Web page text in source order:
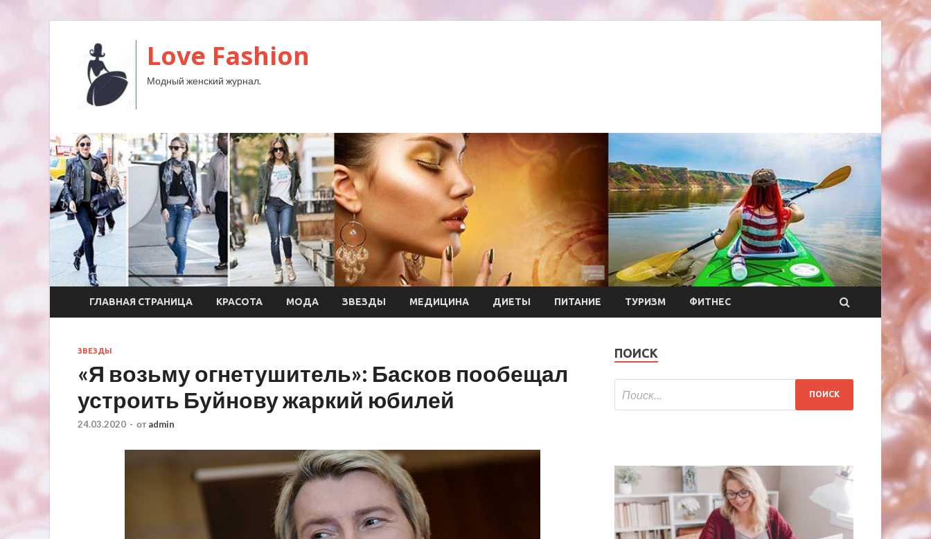
Love Fashion
Модный женский журнал.
ГЛАВНАЯ СТРАНИЦА КРАСОТА МОДА ЗВЕЗДЫ МЕДИЦИНА ДИЕТЫ ПИТАНИЕ ТУРИЗМ ФИТНЕС
ЗВЕЗДЫ
«Я возьму огнетушитель»: Басков пообещал
устроить Буйнову жаркий юбилей
24.03.2020 - от admin
ПОИСК